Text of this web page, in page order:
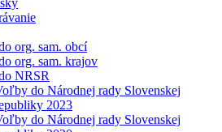
org. sam. obcí
org. sam. krajov
NRSR
do Národnej rady Slovenskej
2023
do Národnej rady Slovenskej